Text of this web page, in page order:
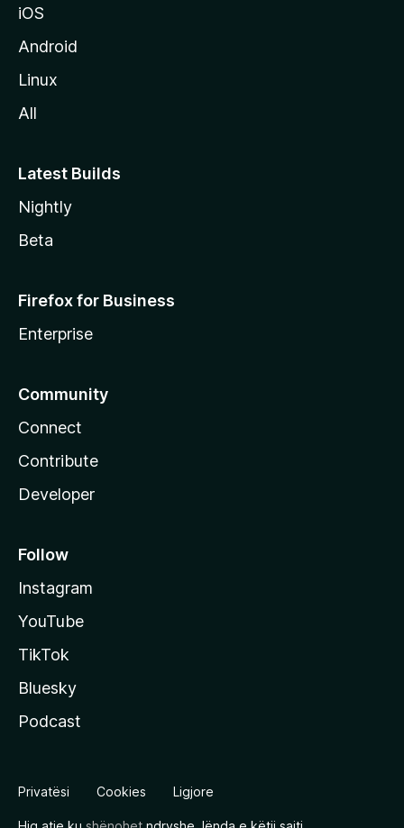
l
l
s
iOS
Android
Linux
All
Latest Builds
Nightly
Beta
Firefox for Business
Enterprise
Community
Connect
Contribute
Developer
Follow
Instagram
YouTube
TikTok
Bluesky
Podcast
Privatësi Cookies Ligjore